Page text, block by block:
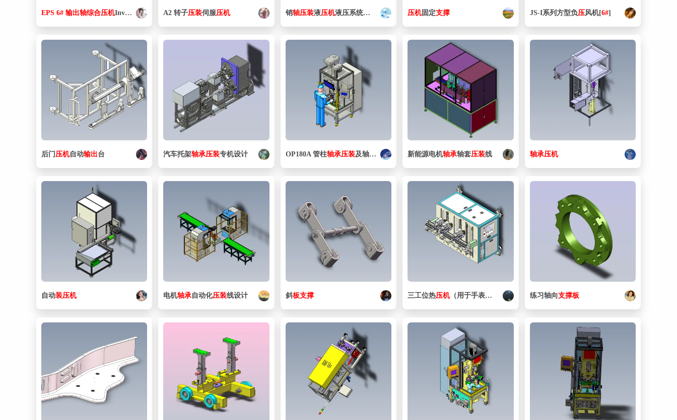
23. 1254046_DHPS-20-A---_0_1.iam 171 KB
26. 140直线带支架.iam
28. 151521_ESK_1_4_1_4.ipt
29. 151688_KMEB_1_24_2_5_LED.iam
327 KB
32. 153029_QSF-3_8-10-B.ipt 160 KB
33. 153303_QSM-M3-4.ipt
34. 158514_DMM-16-20-P-A.iam
35. 159593_HFOE_D_MIDI_MAXI.iam
36. 159593_HFOE_D_MIDI_MAXI_P1.ipt
37. 159595_FRB_D_MIDI.iam 69 KB
38. 159877_stp.ipt 3.12 MB
40. 162809_HE_3_8_D_MIDI.iam
43. 171157_MSSD_C4P.ipt
44. 172941_HEE_3_8_D_MIDI_24.iam 78 KB
EPS 6# 输出轴综合压机Inventor16可编辑 A2 转子压装伺服压机 销轴压装液压机液压系统（CAD+说明书） 压机固定支撑 JS-I系列方型负压风机[6#]
后门压机自动输出台 汽车托架轴承压装专机设计 OP180A 管柱轴承压装及轴向铆 压 新能源电机轴承轴套压装线 轴承压机
自动装压机 电机轴承自动化压装线设计 斜板支撑 三工位热压机（用于手表手环 压装）x_t练习轴向支撑板